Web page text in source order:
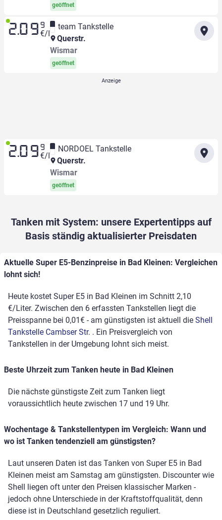
geöffnet
2.09 9
€/l
team Tankstelle
Querstr.
Wismar
geöffnet
2.09 9
€/l
NORDOEL Tankstelle
Querstr.
Wismar
geöffnet
Tanken mit System: unsere Expertentipps auf
Basis ständig aktualisierter Preisdaten
Aktuelle Super E5-Benzinpreise in Bad Kleinen: Vergleichen
lohnt sich!
Heute kostet Super E5 in Bad Kleinen im Schnitt 2,10
€/Liter. Zwischen den 6 erfassten Tankstellen liegt die
Preisspanne bei 0,01€ - am günstigsten ist aktuell die Shell
Tankstelle Cambser Str. . Ein Preisvergleich von
Tankstellen in der Umgebung lohnt sich meist.
Beste Uhrzeit zum Tanken heute in Bad Kleinen
Die nächste günstigste Zeit zum Tanken liegt
voraussichtlich heute zwischen 17 und 19 Uhr.
Wochentage & Tankstellentypen im Vergleich: Wann und
wo ist Tanken tendenziell am günstigsten?
Laut unseren Daten ist das Tanken von Super E5 in Bad
Kleinen meist am Samstag am günstigsten. Discounter wie
Shell liegen oft unter den Preisen klassischer Marken -
jedoch ohne Unterschiede in der Kraftstoffqualität, denn
diese ist in Deutschland gesetzlich reguliert.